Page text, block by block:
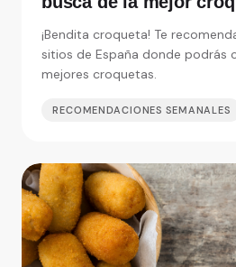
¡Bendita croqueta! Te
sitios de España donde podrás
mejores croquetas.
RECOMENDACIONES SEMANALES